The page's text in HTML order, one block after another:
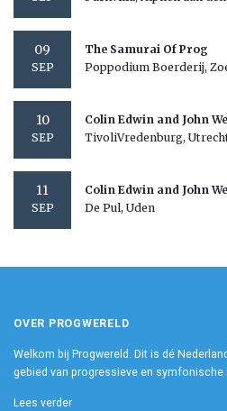
09
SEP
The Samurai Of Prog
Poppodium Boerderij,
10
SEP
Colin Edwin and John
TivoliVredenburg,
11
SEP
Colin Edwin and John
De Pul, Uden
OVER PROGWERELD
Welkom bij Progwereld. Dit is dé
gebied van progressieve en symfonische
Lees verder